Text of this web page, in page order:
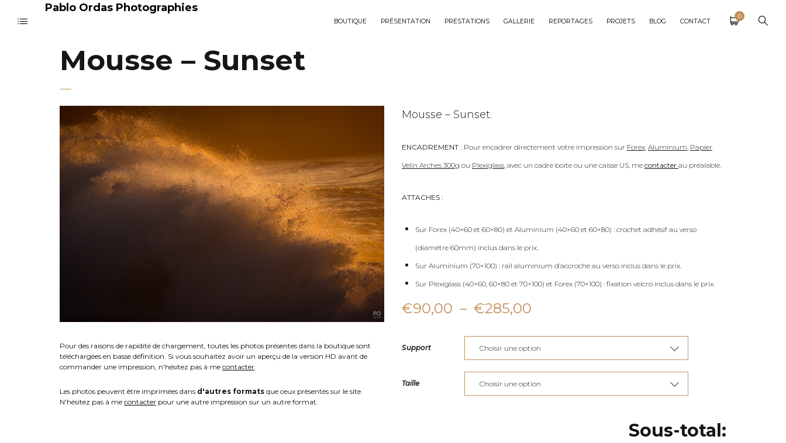
Pablo Ordas Photographies
BOUTIQUE PRÉSENTATION PRESTATIONS GALLERIE REPORTAGES PROJETS BLOG CONTACT
0
Mousse – Sunset
Pour des raisons de rapidité de chargement, toutes les photos présentes dans la boutique sont
téléchargées en basse définition. Si vous souhaitez avoir un aperçu de la version HD avant de
commander une impression, n'hésitez pas à me contacter.
Les photos peuvent être imprimées dans d'autres formats que ceux présentés sur le site.
N'hésitez pas à me contacter pour une autre impression sur un autre format.
Mousse – Sunset.
ENCADREMENT : Pour encadrer directement votre impression sur Forex, Aluminium, Papier
Velin Arches 300g ou Plexiglass, avec un cadre boite ou une caisse US, me contacter au préalable.
ATTACHES :
Sur Forex (40×60 et 60×80) et Aluminium (40×60 et 60×80) : crochet adhésif au verso
(diamètre 60mm) inclus dans le prix.
Sur Aluminium (70×100) : rail aluminium d’accroche au verso inclus dans le prix.
Sur Plexiglass (40×60, 60×80 et 70×100) et Forex (70×100) : fixation velcro inclus dans le prix.
€90,00 – €285,00
prix :
€90,00
à
Support
Taille
Sous-total: